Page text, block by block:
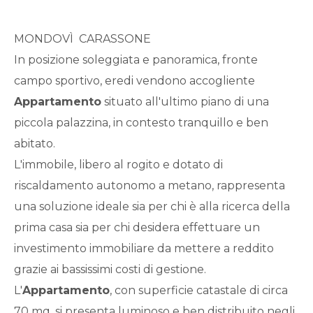
MONDOVÌ  CARASSONE
In posizione soleggiata e panoramica, fronte
campo sportivo, eredi vendono accogliente
Appartamento situato all'ultimo piano di una
piccola palazzina, in contesto tranquillo e ben
abitato.
L'immobile, libero al rogito e dotato di
riscaldamento autonomo a metano, rappresenta
una soluzione ideale sia per chi è alla ricerca della
prima casa sia per chi desidera effettuare un
investimento immobiliare da mettere a reddito
grazie ai bassissimi costi di gestione.
L'Appartamento, con superficie catastale di circa
1
2
3